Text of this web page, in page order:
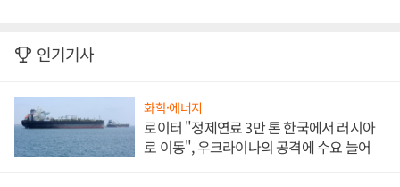
인기기사
화학·에너지
로이터 "정제연료 3만 톤 한국에서 러시아
로 이동", 우크라이나의 공격에 수요 늘어